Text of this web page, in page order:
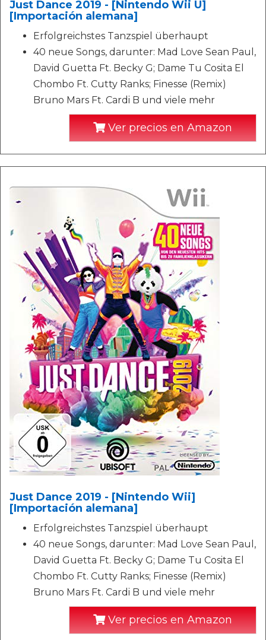
Just Dance 2019 - [Nintendo Wii U]
[Importación alemana]
Erfolgreichstes Tanzspiel überhaupt
40 neue Songs, darunter: Mad Love Sean Paul,
David Guetta Ft. Becky G; Dame Tu Cosita El
Chombo Ft. Cutty Ranks; Finesse (Remix)
Bruno Mars Ft. Cardi B und viele mehr
Ver precios en Amazon
Just Dance 2019 - [Nintendo Wii]
[Importación alemana]
Erfolgreichstes Tanzspiel überhaupt
40 neue Songs, darunter: Mad Love Sean Paul,
David Guetta Ft. Becky G; Dame Tu Cosita El
Chombo Ft. Cutty Ranks; Finesse (Remix)
Bruno Mars Ft. Cardi B und viele mehr
Ver precios en Amazon